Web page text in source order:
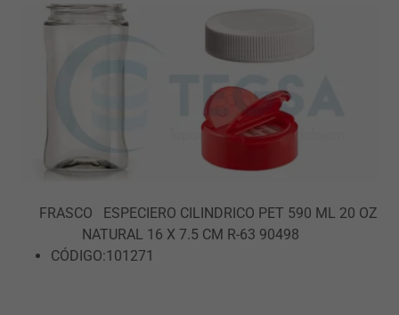
FRASCO ESPECIERO CILINDRICO PET 590 ML 20 OZ
NATURAL 16 X 7.5 CM R-63 90498
CÓDIGO:101271